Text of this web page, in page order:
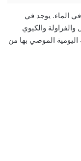
في الماء. يوجد في
والفراولة والكيوي
اليومية الموصي بها من